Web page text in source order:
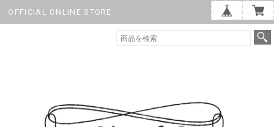
OFFICIAL ONLINE STORE